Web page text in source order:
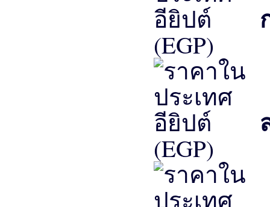
(EGP)
(EGP)